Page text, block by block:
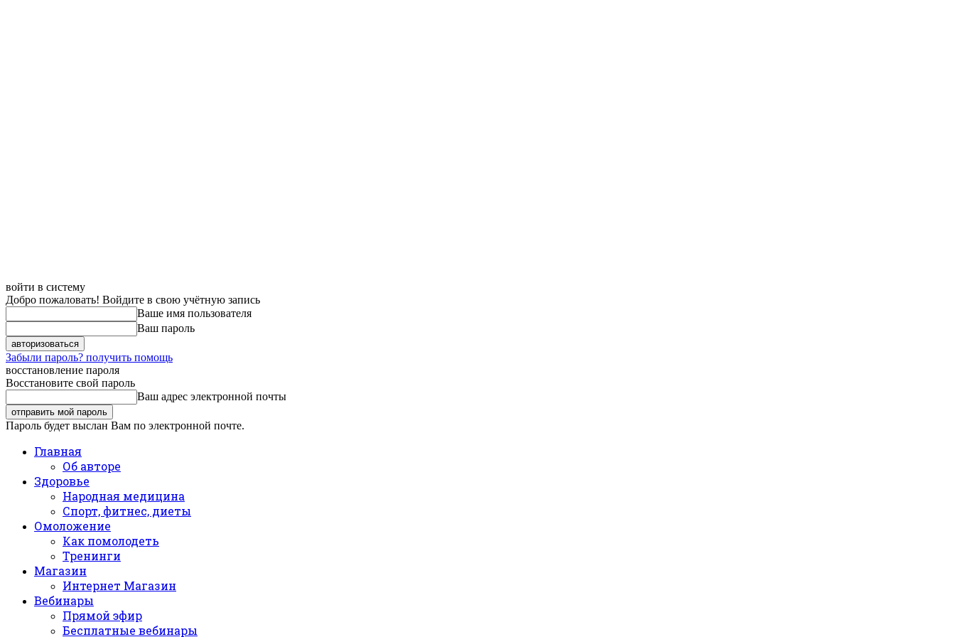
войти в систему
Добро пожаловать! Войдите в свою учётную запись
Ваше имя пользователя
Ваш пароль
Забыли пароль? получить помощь
восстановление пароля
Восстановите свой пароль
Ваш адрес электронной почты
Пароль будет выслан Вам по электронной почте.
Главная
Об авторе
Здоровье
Народная медицина
Спорт, фитнес, диеты
Омоложение
Как помолодеть
Тренинги
Магазин
Интернет Магазин
Вебинары
Прямой эфир
Бесплатные вебинары